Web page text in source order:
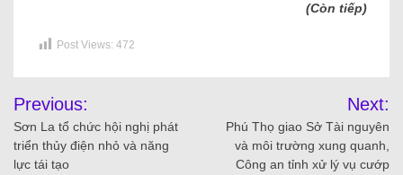
(Còn tiếp)
Post Views: 472
Previous:
Sơn La tổ chức hội nghị phát
triển thủy điện nhỏ và năng
lực tái tạo
Next:
Phú Thọ giao Sở Tài nguyên
và môi trường xung quanh,
Công an tỉnh xử lý vụ cướp